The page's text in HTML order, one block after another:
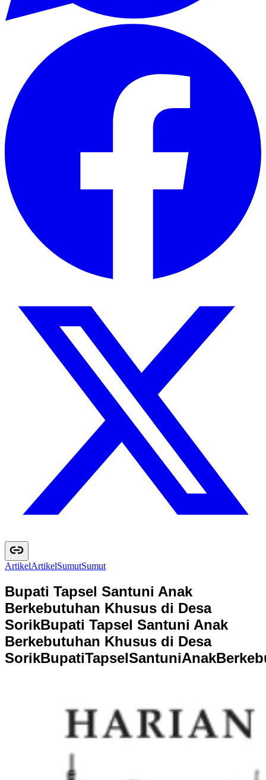
ArtikelArtikelSumutSumut
Bupati Tapsel Santuni Anak
Berkebutuhan Khusus di Desa
SorikBupati Tapsel Santuni Anak
Berkebutuhan Khusus di Desa
SorikBupatiTapselSantuniAnakBerkeb